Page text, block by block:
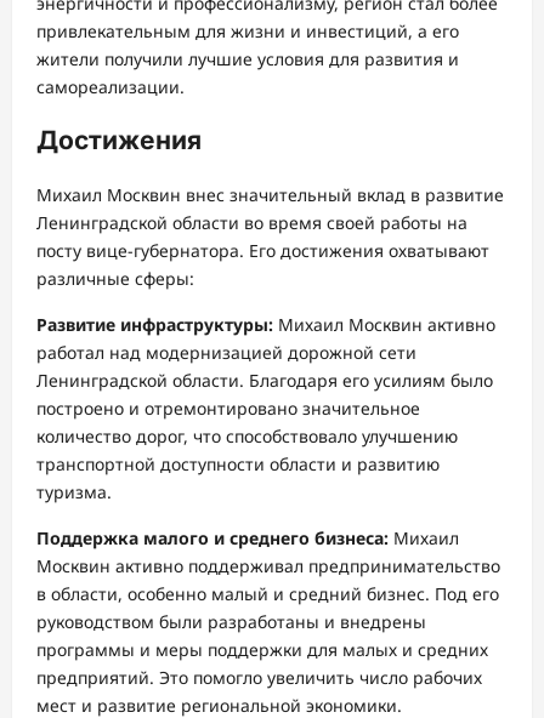
привлекательным для жизни и инвестиций, а его
жители получили лучшие условия для развития и
самореализации.
Достижения
Михаил Москвин внес значительный вклад в развитие
Ленинградской области во время своей работы на
посту вице-губернатора. Его достижения охватывают
различные сферы:
Развитие инфраструктуры: Михаил Москвин активно
работал над модернизацией дорожной сети
Ленинградской области. Благодаря его усилиям было
построено и отремонтировано значительное
количество дорог, что способствовало улучшению
транспортной доступности области и развитию
туризма.
Поддержка малого и среднего бизнеса: Михаил
Москвин активно поддерживал предпринимательство
в области, особенно малый и средний бизнес. Под его
руководством были разработаны и внедрены
программы и меры поддержки для малых и средних
предприятий. Это помогло увеличить число рабочих
мест и развитие региональной экономики.